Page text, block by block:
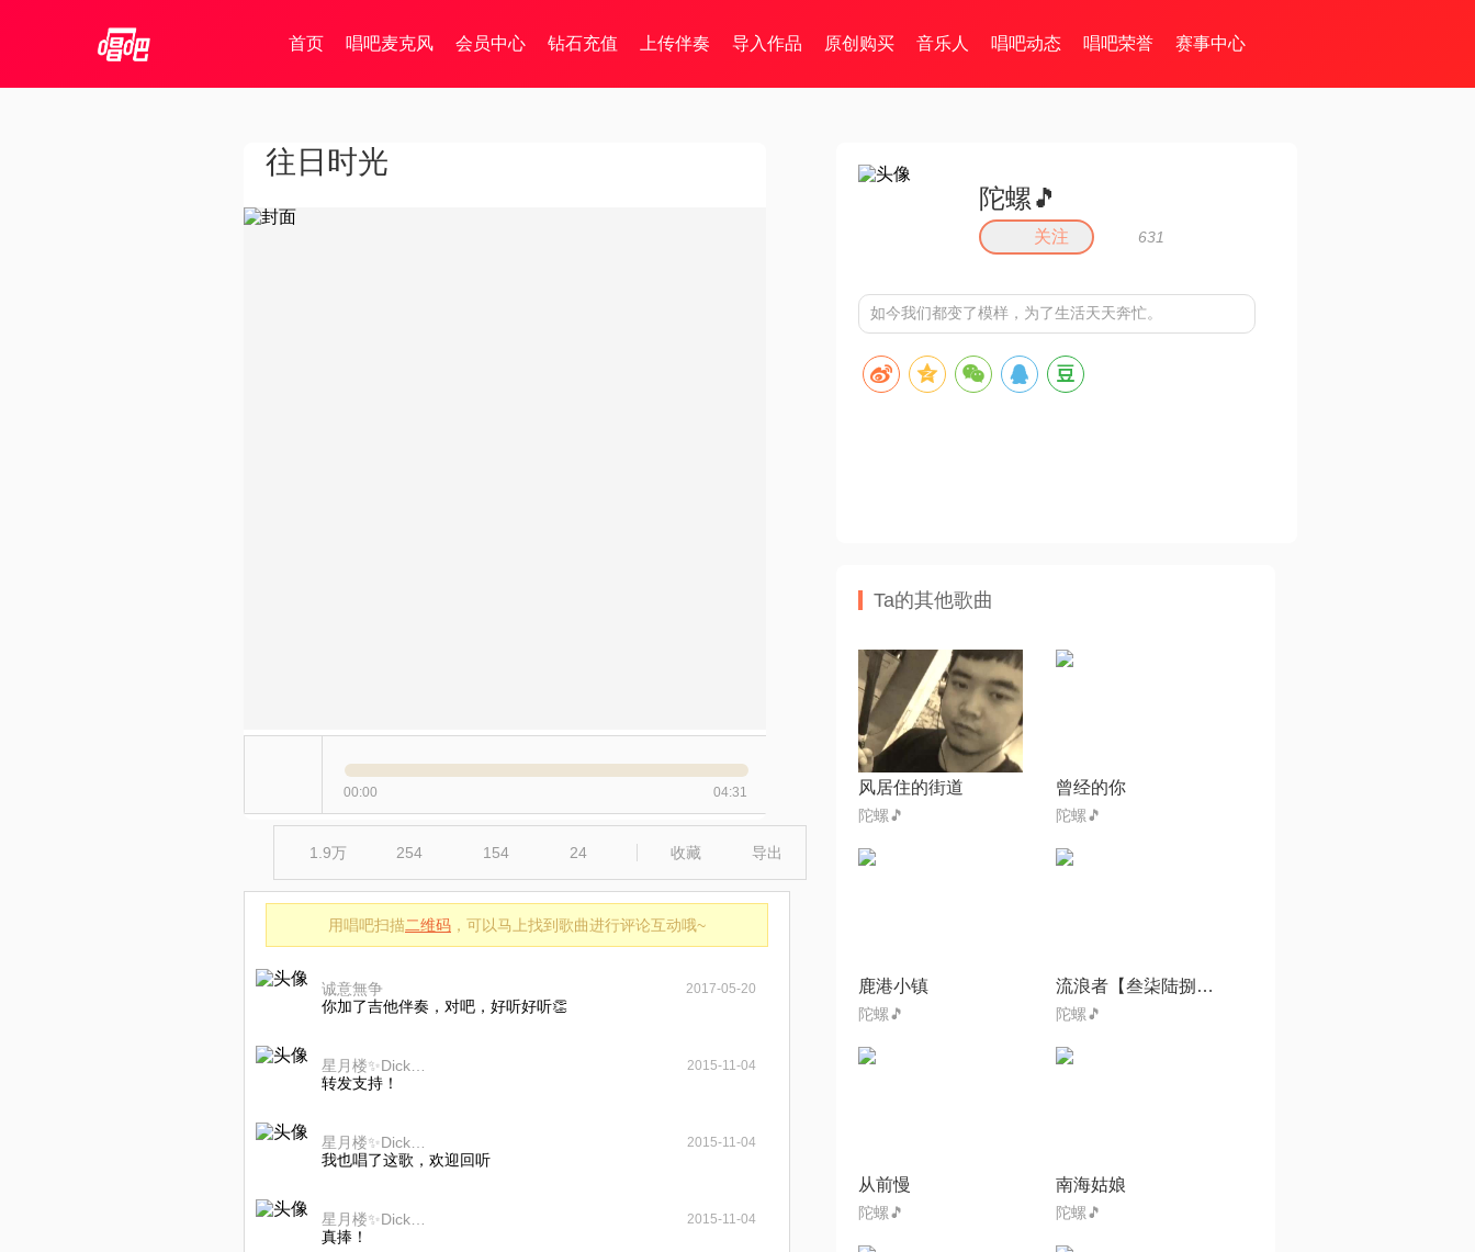
首页 唱吧麦克风 会员中心 钻石充值 上传伴奏 导入作品 原创购买 音乐人 唱吧动态 唱吧荣誉 赛事中心
往日时光
00:00 04:31
1.9万 254 154 24 收藏 导出
用唱吧扫描二维码 ，可以马上找到歌曲进行评论互动哦~
诚意無争 2017-05-20
你加了吉他伴奏，对吧，好听好听👏
2015-11-04
转发支持！
2015-11-04
我也唱了这歌，欢迎回听
2015-11-04
真捧！
陀螺🎵
关注 631
如今我们都变了模样，为了生活天天奔忙。
Ta的其他歌曲
风居住的街道
陀螺🎵
曾经的你
陀螺🎵
鹿港小镇
陀螺🎵
流浪者【叁柒陆捌制作】
陀螺🎵
从前慢
陀螺🎵
南海姑娘
陀螺🎵